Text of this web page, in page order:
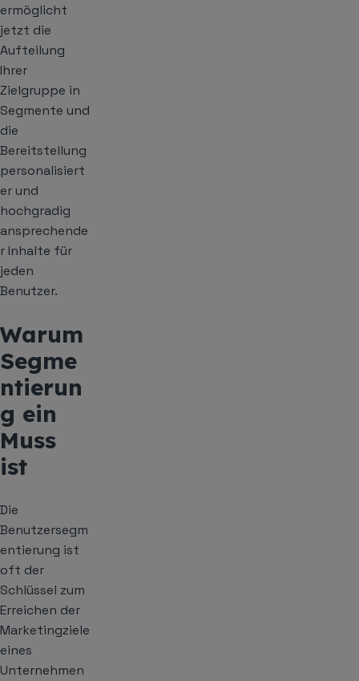
ermöglicht
jetzt die
Aufteilung
Ihrer
Zielgruppe in
Segmente und
die
Bereitstellung
personalisiert
er und
hochgradig
ansprechende
r Inhalte für
jeden
Benutzer.
Warum
Segme
ntierun
g ein
Muss
ist
Die
Benutzersegm
entierung ist
oft der
Schlüssel zum
Erreichen der
Marketingziele
eines
Unternehmen